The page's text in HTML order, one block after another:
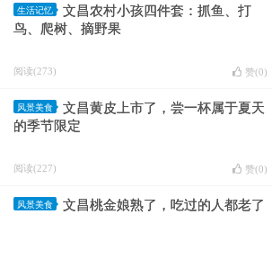
生活记忆
文昌农村小孩四件套：抓鱼、打
鸟、爬树、摘野果
阅读(273) 赞(0)
风景美食
文昌黄皮上市了，尝一杯属于夏天
的季节限定
阅读(227) 赞(0)
风景美食 文昌桃金娘熟了，吃过的人都老了